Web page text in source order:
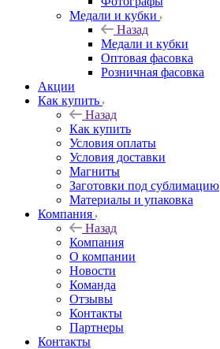
Медали и кубки
Назад
Медали и кубки
Оптовая фасовка
Розничная фасовка
Акции
Как купить
Назад
Как купить
Условия оплаты
Условия доставки
Магниты
Заготовки под сублимацию
Материалы и упаковка
Компания
Назад
Компания
О компании
Новости
Команда
Отзывы
Контакты
Партнеры
Контакты